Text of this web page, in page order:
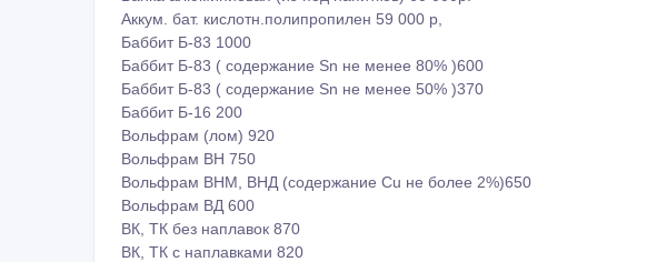
Аккум. бат. кислотн.полипропилен 59 000 р,
Баббит Б-83 1000
Баббит Б-83 ( содержание Sn не менее 80% )600
Баббит Б-83 ( содержание Sn не менее 50% )370
Баббит Б-16 200
Вольфрам (лом) 920
Вольфрам ВН 750
Вольфрам ВНМ, ВНД (содержание Cu не более 2%)650
Вольфрам ВД 600
ВК, ТК без наплавок 870
ВК, ТК с наплавками 820